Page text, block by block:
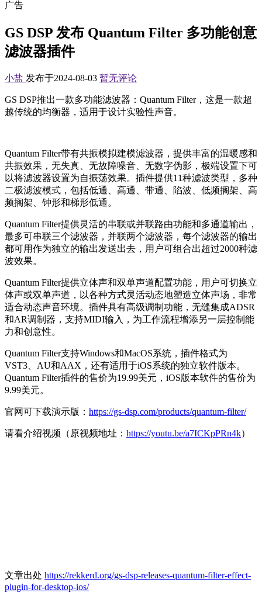
广告
GS DSP 发布 Quantum Filter 多功能创意
滤波器插件
小盐 发布于2024-08-03 暂无评论
GS DSP推出一款多功能滤波器：Quantum Filter，这是一款超
越传统的均衡器，适用于设计实验性声音。
Quantum Filter带有共振模拟建模滤波器，提供丰富的温暖感和
共振效果，无失真、无故障噪音、无数字伪影，极端设置下可
以将滤波器设置为自振荡效果。插件提供11种滤波类型，多种
二极滤波模式，包括低通、高通、带通、陷波、低频搁架、高
频搁架、钟形和梯形低通。
Quantum Filter提供灵活的串联或并联路由功能和多通道输出，
最多可串联三个滤波器，并联两个滤波器，每个滤波器的输出
都可用作为独立的输出发送出去，用户可组合出超过2000种滤
波效果。
Quantum Filter提供立体声和双单声道配置功能，用户可切换立
体声或双单声道，以各种方式灵活动态地塑造立体声场，非常
适合动态声音环境。插件具有高级调制功能，无缝集成ADSR
和AR调制器，支持MIDI输入，为工作流程增添另一层控制能
力和创意性。
Quantum Filter支持Windows和MacOS系统，插件格式为
VST3、AU和AAX，还有适用于iOS系统的独立软件版本。
Quantum Filter插件的售价为19.99美元，iOS版本软件的售价为
9.99美元。
官网可下载演示版： https://gs-dsp.com/products/quantum-filter/
请看介绍视频（原视频地址： https://youtu.be/a7ICKpPRn4k）
文章出处 https://rekkerd.org/gs-dsp-releases-quantum-filter-effect-
plugin-for-desktop-ios/